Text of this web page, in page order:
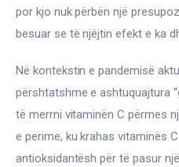
por kjo nuk përbën një
besuar se të njëjtin efekt e ka
Në kontekstin e pandemisë
përshtatshme e ashtuquajtura
të merrni vitaminën C përmes
e perime, ku krahas vitaminës
antioksidantësh për të pasur